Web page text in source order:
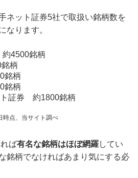
ネット証券5社で取扱い銘柄数を
なります。
4500銘柄
柄
銘柄
銘柄
証券 約1800銘柄
点、当サイト調べ
ば有名な銘柄はほぼ網羅してい
銘柄でなければあまり気にする必